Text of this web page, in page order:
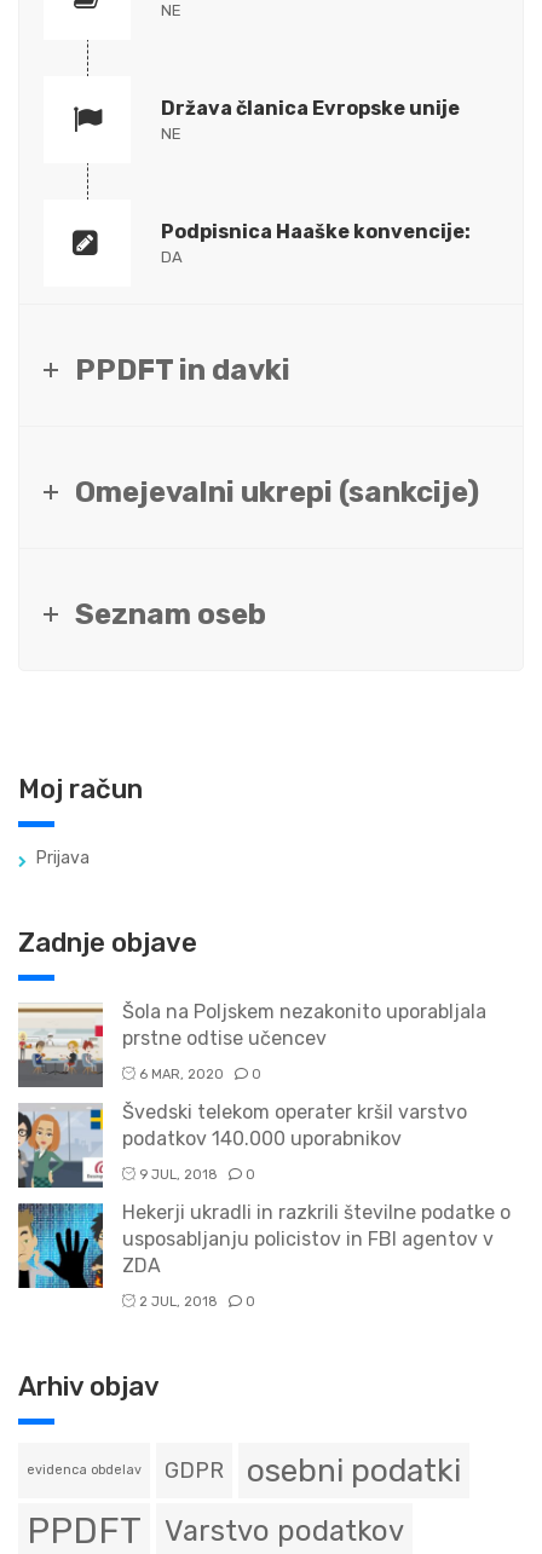
NE
Država članica Evropske unije
NE
Podpisnica Haaške konvencije:
DA
PPDFT in davki
Omejevalni ukrepi (sankcije)
Seznam oseb
Moj račun
Prijava
Zadnje objave
Šola na Poljskem nezakonito uporabljala
prstne odtise učencev
6 MAR, 2020 0
Švedski telekom operater kršil varstvo
podatkov 140.000 uporabnikov
9 JUL, 2018 0
Hekerji ukradli in razkrili številne podatke o
usposabljanju policistov in FBI agentov v
ZDA
2 JUL, 2018 0
Arhiv objav
evidenca obdelav GDPR osebni podatki
PPDFT Varstvo podatkov